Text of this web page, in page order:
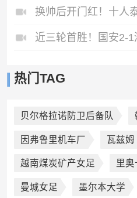
热门TAG
贝尔格拉诺防卫后备队
因弗鲁里机车厂 瓦兹姆
越南煤炭矿产女足 里
曼城女足 墨尔本大学